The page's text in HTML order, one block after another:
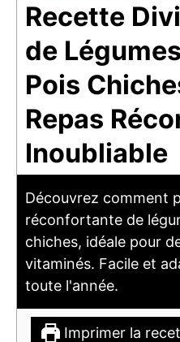
Recette
de
Pois
Repas
Inoubliable
Découvrez comment
réconfortante de
chiches, idéale pour
vitaminés. Facile et
toute l'année.
Imprimer la